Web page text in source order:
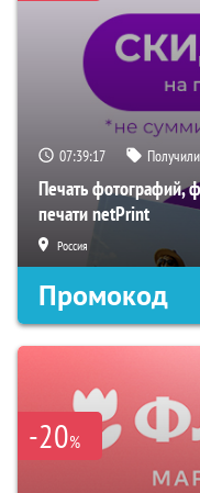
07:39:16
Печать фотографий,
печати netPrint
Россия
Промокод
-20%